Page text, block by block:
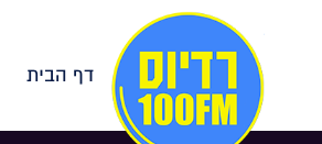
דף הבית